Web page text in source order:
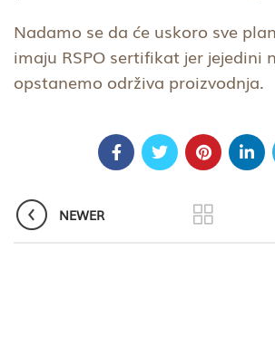
Nadamo se da će uskoro sve
imaju RSPO sertifikat jer jejedini
opstanemo održiva proizvodnja.
NEWER